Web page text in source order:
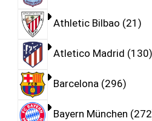
Athletic Bilbao 21
Atletico Madrid 130
Barcelona 296
Bayern München 272